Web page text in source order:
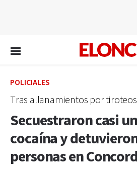
POLICIALES
Tras allanamientos por tiroteos
Secuestraron casi
cocaína y
personas en